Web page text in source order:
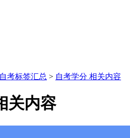
自考标签汇总 > 自考学分 相关内容
关内容